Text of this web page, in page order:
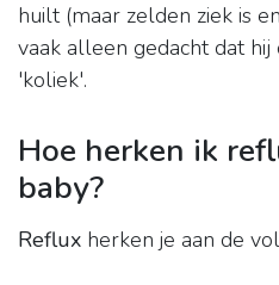
huilt (maar zelden ziek is
vaak alleen gedacht dat
'koliek'.
Hoe herken ik
baby?
Reflux herken je aan de